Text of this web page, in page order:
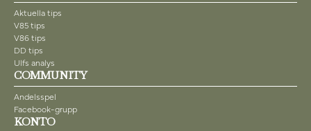
Aktuella tips
V85 tips
V86 tips
DD tips
Ulfs analys
COMMUNITY
Andelsspel
Facebook-grupp
KONTO